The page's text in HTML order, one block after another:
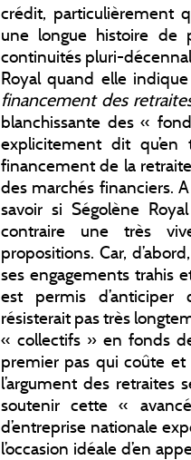
crédit, particulièrement
une longue histoire de
continuités pluri-
Royal quand elle
financement des
blanchissante des «
explicitement dit qu’en
financement de la
des marchés financiers.
savoir si Ségolène
contraire une très
propositions. Car,
ses engagements trahis
est permis d’anticiper
résisterait pas très
« collectifs » en fonds
premier pas qui coûte et
l’argument des retraites
soutenir cette «
d’entreprise nationale
l’occasion idéale d’en